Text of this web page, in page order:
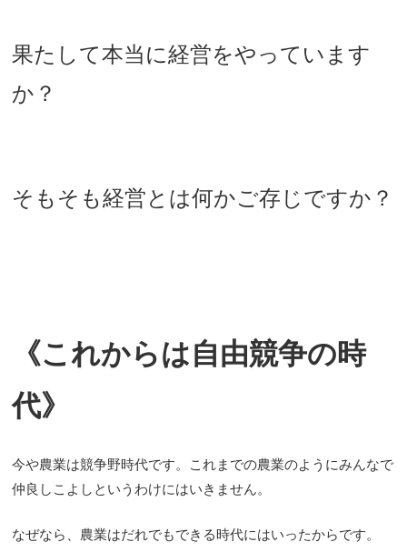
果たして本当に経営をやっています
か？
そもそも経営とは何かご存じですか？
《これからは自由競争の時
代》
今や農業は競争野時代です。これまでの農業のようにみんなで
仲良しこよしというわけにはいきません。
なぜなら、農業はだれでもできる時代にはいったからです。